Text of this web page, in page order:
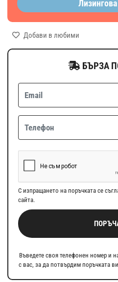
Добави в любими
БЪРЗА
С изпращането на поръчката се
сайта.
Въведете своя телефонен номер и
с вас, за да потвърдим поръчката